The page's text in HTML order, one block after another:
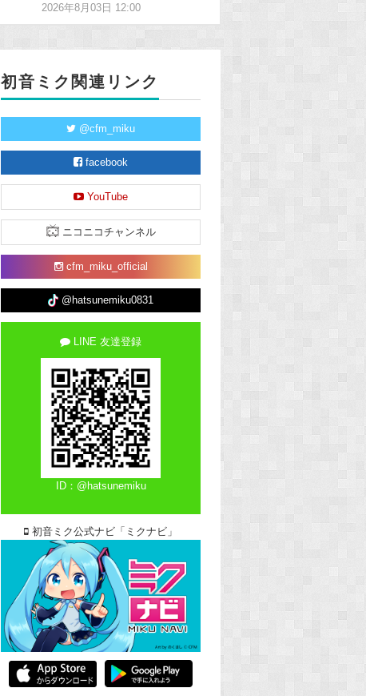
2026年8月03日 12:00
初音ミク関連リンク
@cfm_miku
facebook
YouTube
ニコニコチャンネル
cfm_miku_official
@hatsunemiku0831
LINE 友達登録
ID：@hatsunemiku
初音ミク公式ナビ「ミクナビ」